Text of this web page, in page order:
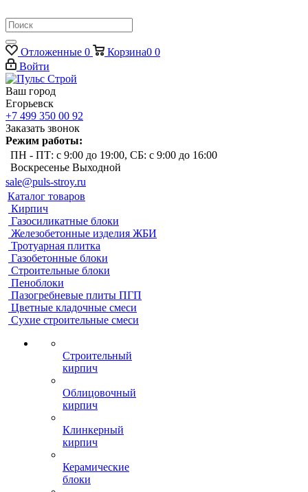
Отложенные 0 Корзина0 0
Войти
Ваш город
Егорьевск
+7 499 350 00 92
Заказать звонок
Режим работы:
ПН - ПТ: с 9:00 до 19:00, СБ: с 9:00 до 16:00
Воскресенье Выходной
sale@puls-stroy.ru
Каталог товаров
Кирпич
Газосиликатные блоки
Железобетонные изделия ЖБИ
Тротуарная плитка
Газобетонные блоки
Строительные блоки
Пеноблоки
Пазогребневые плиты ПГП
Цветные кладочные смеси
Сухие строительные смеси
Строительный
кирпич
Облицовочный
кирпич
Клинкерный
кирпич
Керамические
блоки